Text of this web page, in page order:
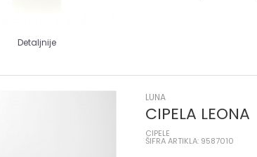
Detaljnije
LUNA
CIPELA LEONA
CIPELE
ŠIFRA ARTIKLA: 9587010